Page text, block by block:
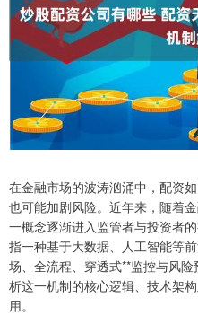
在金融市场的波涛汹涌中，配资
也可能加剧风险。近年来，随着
一概念逐渐进入监管者与投资者
指一种基于大数据、人工智能等
场、全流程、穿透式**监控与风
析这一机制的核心逻辑、技术架
用。